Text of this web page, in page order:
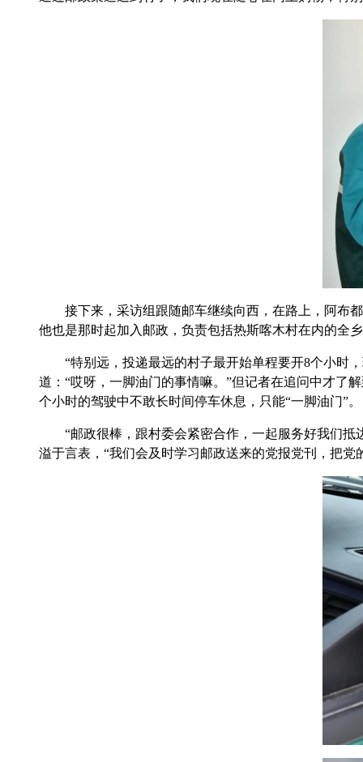
接下来，采访组跟随邮车继续向西，在路上，阿布都
他也是那时起加入邮政，负责包括热斯喀木村在内的全
“特别远，投递最远的村子最开始单程要开8个小时，
道：“哎呀，一脚油门的事情嘛。”但记者在追问中才了
个小时的驾驶中不敢长时间停车休息，只能“一脚油门”。
“邮政很棒，跟村委会紧密合作，一起服务好我们抵
溢于言表，“我们会及时学习邮政送来的党报党刊，把